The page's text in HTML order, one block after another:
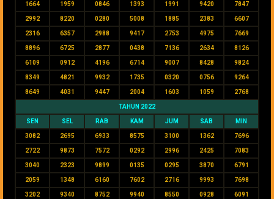
1664 1959 0846 1393 1991 9420 7847
2992 8220 0280 5008 1885 2383 6607
2316 6357 2988 9417 2753 4975 7669
8896 6725 2877 0438 7136 2634 8126
6109 0912 4196 6714 9007 8428 9824
8349 4821 9932 1735 0320 0756 9264
8649 4031 9447 2004 1603 1059 2768
TAHUN 2022
SEN SEL RAB KAM JUM SAB MIN
3082 2695 6933 8575 3100 1362 7696
2722 9873 7572 0292 2996 2425 7083
3040 2323 9899 0135 0295 3870 6791
2059 1348 6160 7602 2716 9993 7698
3202 9340 8752 9940 8550 0928 6091